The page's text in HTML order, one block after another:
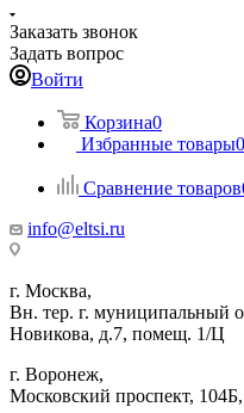
Заказать звонок
Задать вопрос
Войти
Корзина0
Избранные товары0
Сравнение товаров
info@eltsi.ru
г. Москва,
Вн. тер. г. муниципальный
Новикова, д.7, помещ. 1/Ц
г. Воронеж,
​Московский проспект,